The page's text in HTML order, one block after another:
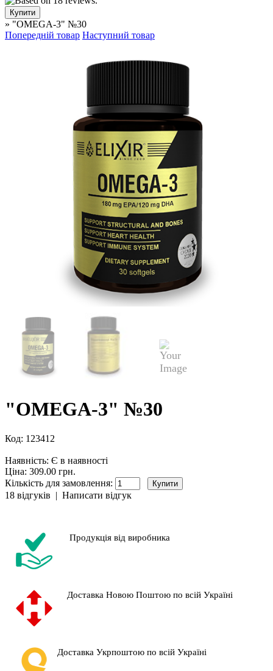
» "OMEGA-3" №30
Попередній товар Наступний товар
"OMEGA-3" №30
Код: 123412
Наявність: Є в наявності
Ціна: 309.00 грн.
Кількість для замовлення:
18 відгуків | Написати відгук
Продукція від виробника
Доставка Новою Поштою по всій Україні
Доставка Укрпоштою по всій Україні